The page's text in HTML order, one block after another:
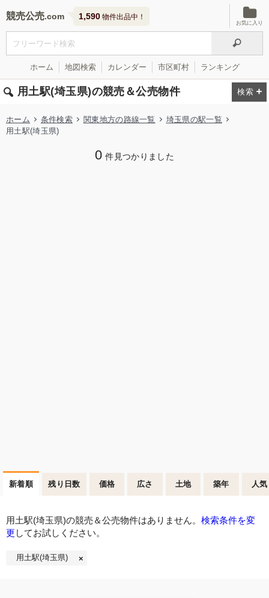
競売公売 1,590 物件出品中！
お気に入り
ホーム 地図検索 カレンダー 市区町村 ランキング
用土駅(埼玉県)の競売＆公売物件
ホーム 条件検索 関東地方の路線一覧
埼玉県の駅一覧
用土駅(埼玉県)
0 件見つかりました
新着順 残り日数 価格 広さ 土地 築年 人気
用土駅(埼玉県)の競売＆公売物件はありません。 検索条件を変
更 してお試しください。
用土駅(埼玉県)